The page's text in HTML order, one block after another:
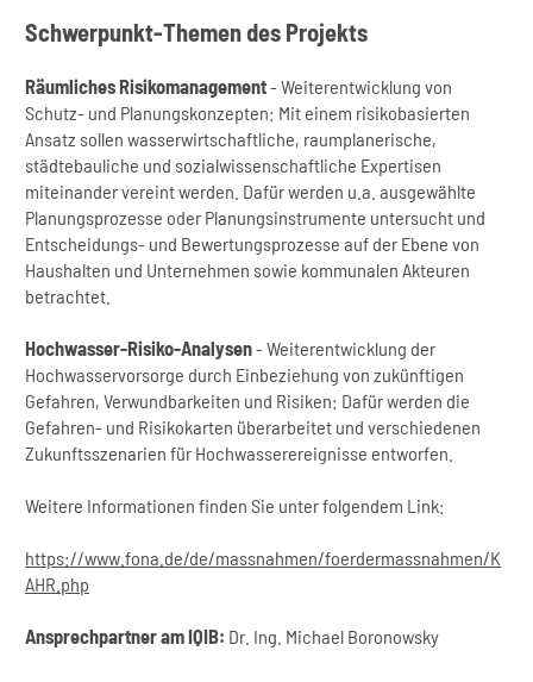
Schwerpunkt-Themen des Projekts
Räumliches Risikomanagement- Weiterentwicklung von
Schutz- und Planungskonzepten: Mit einem risikobasierten
Ansatz sollen wasserwirtschaftliche, raumplanerische,
städtebauliche und sozialwissenschaftliche Expertisen
miteinander vereint werden. Dafür werden u.a. ausgewählte
Planungsprozesse oder Planungsinstrumente untersucht und
Entscheidungs- und Bewertungsprozesse auf der Ebene von
Haushalten und Unternehmen sowie kommunalen Akteuren
betrachtet.
Hochwasser-Risiko-Analysen- Weiterentwicklung der
Hochwasservorsorge durch Einbeziehung von zukünftigen
Gefahren, Verwundbarkeiten und Risiken: Dafür werden die
Gefahren- und Risikokarten überarbeitet und verschiedenen
Zukunftsszenarien für Hochwasserereignisse entworfen.
Weitere Informationen finden Sie unter folgendem Link:
https://www.fona.de/de/massnahmen/foerdermassnahmen/K
AHR.php
Ansprechpartner am IQIB: Dr. Ing. Michael Boronowsky